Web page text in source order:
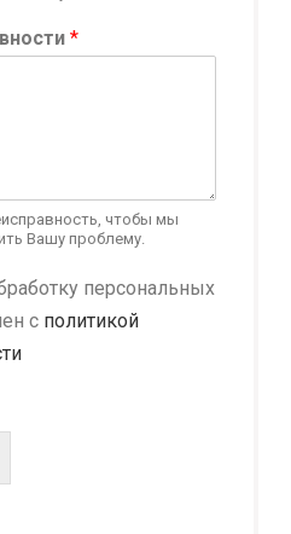
*
чтобы мы
Вашу проблему.
персональных
с политикой